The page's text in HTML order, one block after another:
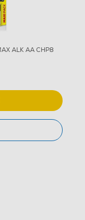
CHP8
Confronta
ALK AA CHP8